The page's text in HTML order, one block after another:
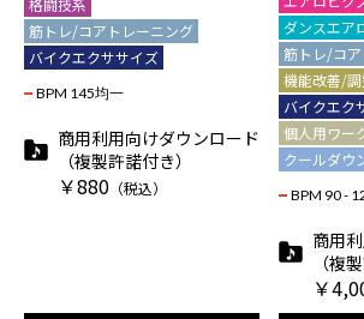
格闘技系
筋トレ/コアトレーニング
バイクエクササイズ
BPM 145均一
商用利用向けダウンロード
（複製許諾付き）
￥880 （税込）
ダンスエア
筋トレ/コ
機能改善/調
バイクエク
個人用ワー
クールダウ
BPM 90 -
商用
（複
￥